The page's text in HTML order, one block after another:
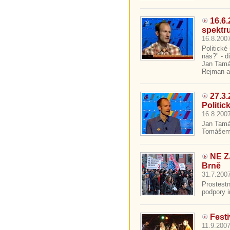
Politické
nás?" -
Jan
Rejman
Jan
NE
Brně
podpory